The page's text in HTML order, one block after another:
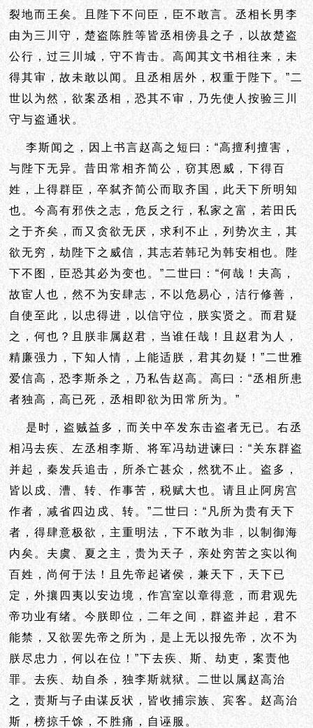
裂地而王矣。且陛下不问臣，臣不敢言。丞相长男李
由为三川守，楚盗陈胜等皆丞相傍县之子，以故楚盗
公行，过三川城，守不肯击。高闻其文书相往来，未
得其审，故未敢以闻。且丞相居外，权重于陛下。”二
世以为然，欲案丞相，恐其不审，乃先使人按验三川
守与盗通状。
李斯闻之，因上书言赵高之短曰：“高擅利擅害，
与陛下无异。昔田常相齐简公，窃其恩威，下得百
姓，上得群臣，卒弑齐简公而取齐国，此天下所明知
也。今高有邪佚之志，危反之行，私家之富，若田氏
之于齐矣，而又贪欲无厌，求利不止，列势次主，其
欲无穷，劫陛下之威信，其志若韩玘为韩安相也。陛
下不图，臣恐其必为变也。”二世曰：“何哉！夫高，
故宦人也，然不为安肆志，不以危易心，洁行修善，
自使至此，以忠得进，以信守位，朕实贤之。而君疑
之，何也？且朕非属赵君，当谁任哉！且赵君为人，
精廉强力，下知人情，上能适朕，君其勿疑！”二世雅
爱信高，恐李斯杀之，乃私告赵高。高曰：“丞相所患
者独高，高已死，丞相即欲为田常所为。”
是时，盗贼益多，而关中卒发东击盗者无已。右丞
相冯去疾、左丞相李斯、将军冯劫进谏曰：“关东群盗
并起，秦发兵追击，所杀亡甚众，然犹不止。盗多，
皆以戍、漕、转、作事苦，税赋大也。请且止阿房宫
作者，减省四边戍、转。”二世曰：“凡所为贵有天下
者，得肆意极欲，主重明法，下不敢为非，以制御海
内矣。夫虞、夏之主，贵为天子，亲处穷苦之实以徇
百姓，尚何于法！且先帝起诸侯，兼天下，天下已
定，外攘四夷以安边境，作宫室以章得意，而君观先
帝功业有绪。今朕即位，二年之间，群盗并起，君不
能禁，又欲罢先帝之所为，是上无以报先帝，次不为
朕尽忠力，何以在位！”下去疾、斯、劫吏，案责他
罪。去疾、劫自杀，独李斯就狱。二世以属赵高治
之，责斯与子由谋反状，皆收捕宗族、宾客。赵高治
斯，榜掠千馀，不胜痛，自诬服。